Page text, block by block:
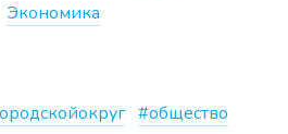
Экономика
#общество